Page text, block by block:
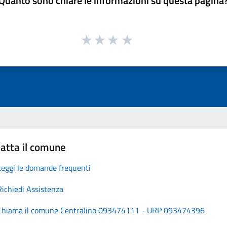
il comune
le domande frequenti
Assistenza
il comune Centralino 093474111 - URP 093474396